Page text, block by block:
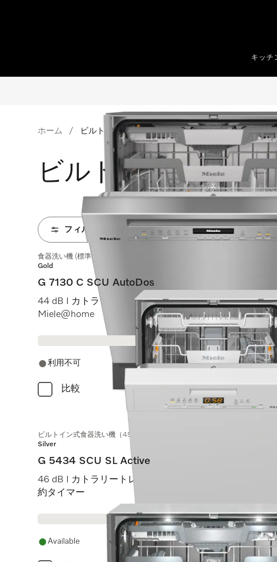
キッチ
ホーム ビルトイン食器洗い機
ビルトイン食器洗
フィルター
食器洗い機 (標準ドア装備タイプ)
Gold
G 7130 C SCU AutoDos
44 dB I カトラリートレイ I ExtraComfort Cバスケット I
Miele@home
利用不可
比較
ビルトイン式食器洗い機（45 cm）
Silver
G 5434 SCU SL Active
46 dB I カトラリートレイ I Comfortバスケット I
約タイマー
Available